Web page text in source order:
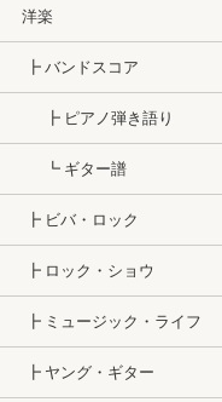
洋楽
┣ バンドスコア
┣ ピアノ弾き語り
┗ ギター譜
┣ ビバ・ロック
┣ ロック・ショウ
┣ ミュージック・ライフ
┣ ヤング・ギター